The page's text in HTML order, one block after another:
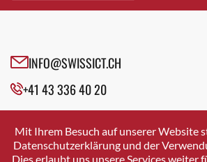
Cazis
Crissier
Davos Platz
Dierikon
Dietikon
INFO@SWISSICT.CH
+41 43 336 40 20
SWISSICT
VULKANSTRASSE 120
8048 ZURICH
Mit Ihrem Besuch auf unserer Website
Datenschutzerklärung und der
Dies erlaubt uns unsere Services weiter